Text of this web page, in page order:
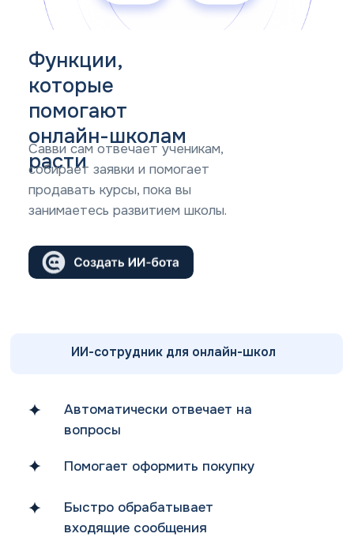
Функции,
которые
помогают
онлайн-школам
расти
Савви сам отвечает ученикам,
собирает заявки и помогает
продавать курсы, пока вы
занимаетесь развитием школы.
ИИ-сотрудник для онлайн-школ
Автоматически отвечает на
вопросы
Помогает оформить покупку
Быстро обрабатывает
входящие сообщения